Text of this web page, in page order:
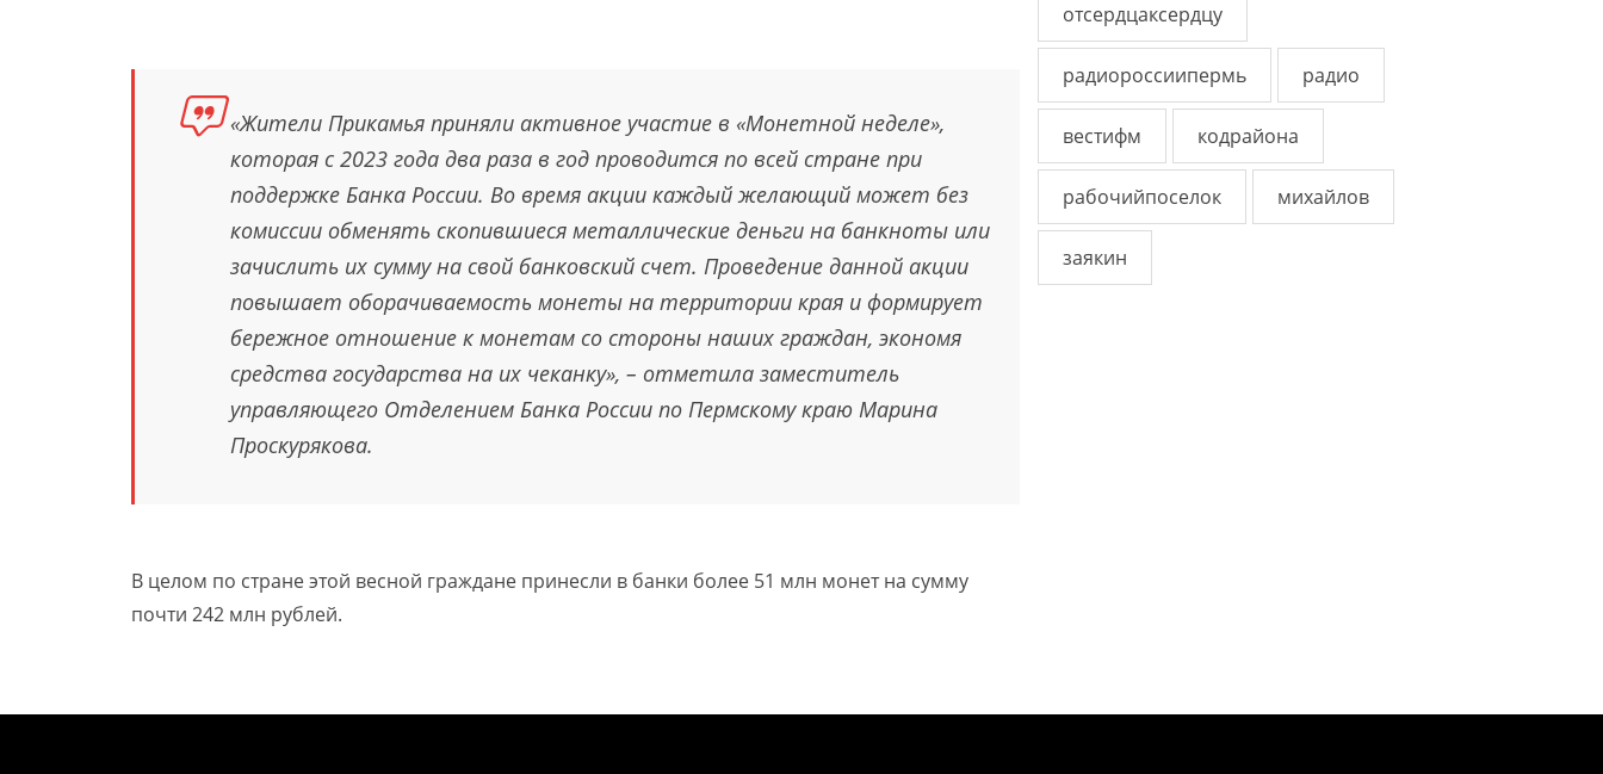
«Жители Прикамья приняли активное участие в «Монетной неделе»,
которая с 2023 года два раза в год проводится по всей стране при
поддержке Банка России. Во время акции каждый желающий может без
комиссии обменять скопившиеся металлические деньги на банкноты или
зачислить их сумму на свой банковский счет. Проведение данной акции
повышает оборачиваемость монеты на территории края и формирует
бережное отношение к монетам со стороны наших граждан, экономя
средства государства на их чеканку», – отметила заместитель
управляющего Отделением Банка России по Пермскому краю Марина
Проскурякова.
В целом по стране этой весной граждане принесли в банки более 51 млн монет на сумму
почти 242 млн рублей.
отсердцаксердцу
радиороссиипермь радио
вестифм кодрайона
рабочийпоселок михайлов
заякин